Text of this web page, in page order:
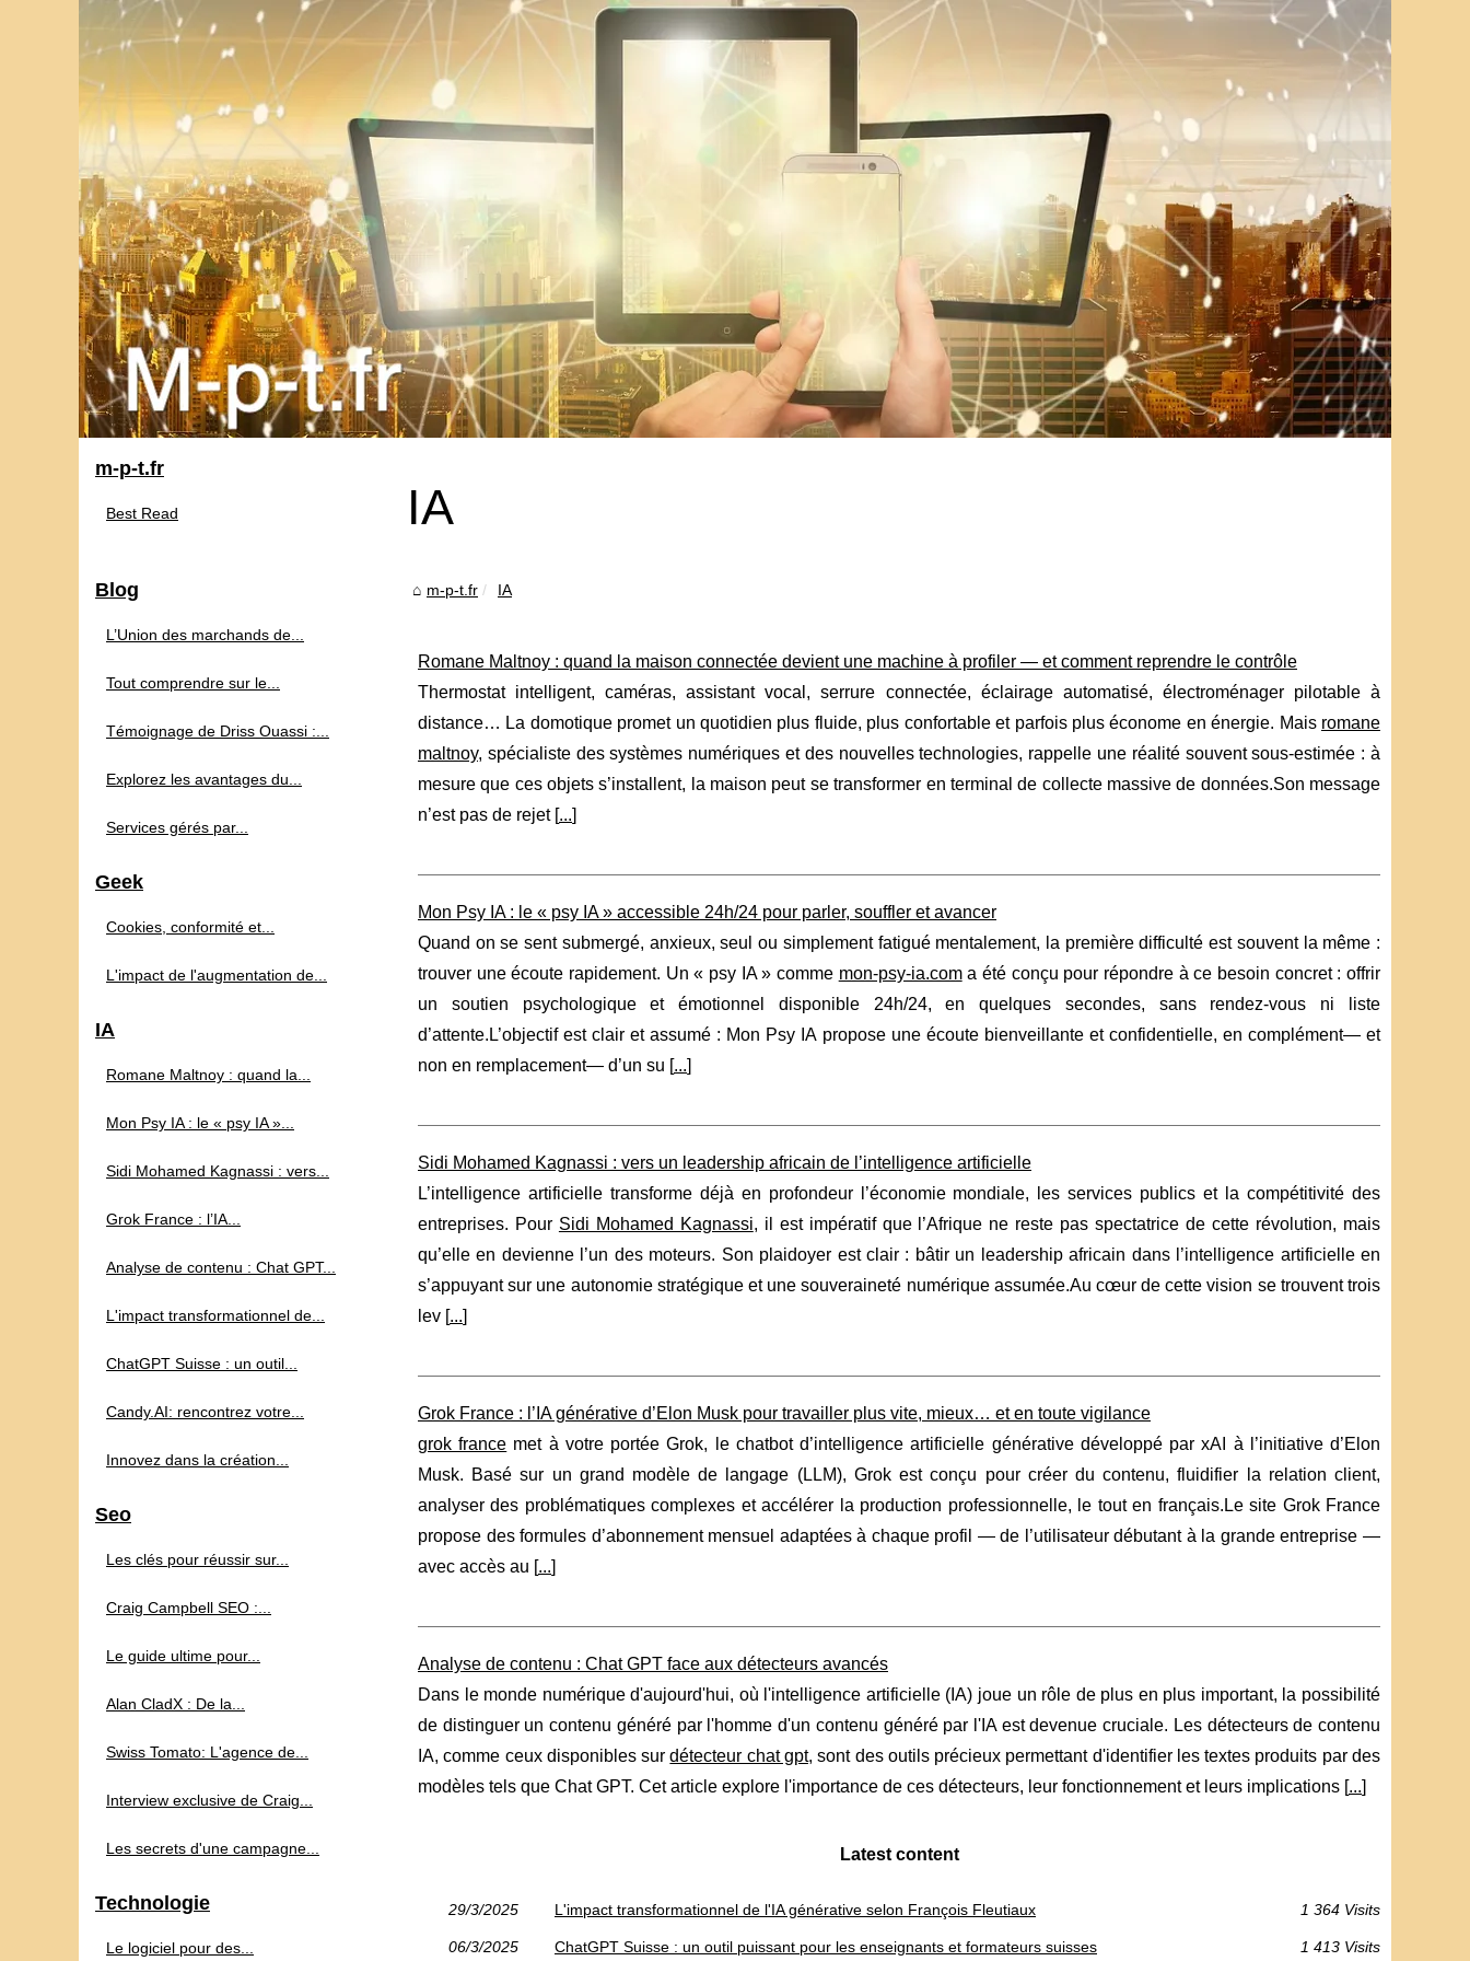
IA
m-p-t.fr IA
Romane Maltnoy : quand la maison connectée devient une machine à profiler — et comment reprendre le contrôle
Thermostat intelligent, caméras, assistant vocal, serrure connectée, éclairage automatisé, électroménager pilotable à
distance… La domotique promet un quotidien plus fluide, plus confortable et parfois plus économe en énergie. Mais romane
maltnoy, spécialiste des systèmes numériques et des nouvelles technologies, rappelle une réalité souvent sous-estimée : à
mesure que ces objets s’installent, la maison peut se transformer en terminal de collecte massive de données.Son message
n’est pas de rejet [...]
Mon Psy IA : le « psy IA » accessible 24h/24 pour parler, souffler et avancer
Quand on se sent submergé, anxieux, seul ou simplement fatigué mentalement, la première difficulté est souvent la même :
trouver une écoute rapidement. Un « psy IA » comme mon-psy-ia.coma été conçu pour répondre à ce besoin concret : offrir
un soutien psychologique et émotionnel disponible 24h/24, en quelques secondes, sans rendez-vous ni liste
d’attente.L’objectif est clair et assumé : Mon Psy IA propose une écoute bienveillante et confidentielle, en complément— et
non en remplacement— d’un su [...]
Sidi Mohamed Kagnassi : vers un leadership africain de l’intelligence artificielle
L’intelligence artificielle transforme déjà en profondeur l’économie mondiale, les services publics et la compétitivité des
entreprises. Pour Sidi Mohamed Kagnassi, il est impératif que l’Afrique ne reste pas spectatrice de cette révolution, mais
qu’elle en devienne l’un des moteurs. Son plaidoyer est clair : bâtir un leadership africain dans l’intelligence artificielle en
s’appuyant sur une autonomie stratégique et une souveraineté numérique assumée.Au cœur de cette vision se trouvent trois
lev [...]
Grok France : l’IA générative d’Elon Musk pour travailler plus vite, mieux… et en toute vigilance
grok france met à votre portée Grok, le chatbot d’intelligence artificielle générative développé par xAI à l’initiative d’Elon
Musk. Basé sur un grand modèle de langage (LLM), Grok est conçu pour créer du contenu, fluidifier la relation client,
analyser des problématiques complexes et accélérer la production professionnelle, le tout en français.Le site Grok France
propose des formules d’abonnement mensuel adaptées à chaque profil — de l’utilisateur débutant à la grande entreprise —
avec accès au [...]
Analyse de contenu : Chat GPT face aux détecteurs avancés
Dans le monde numérique d'aujourd'hui, où l'intelligence artificielle (IA) joue un rôle de plus en plus important, la possibilité
de distinguer un contenu généré par l'homme d'un contenu généré par l'IA est devenue cruciale. Les détecteurs de contenu
IA, comme ceux disponibles surdétecteur chat gpt, sont des outils précieux permettant d'identifier les textes produits par des
modèles tels que Chat GPT. Cet article explore l'importance de ces détecteurs, leur fonctionnement et leurs implications [...]
Latest content
29/3/2025 L'impact transformationnel de l'IA générative selon François Fleutiaux 1 364 Visits
06/3/2025 ChatGPT Suisse : un outil puissant pour les enseignants et formateurs suisses 1 413 Visits
m-p-t.fr
Best Read
Blog
L’Union des marchands de...
Tout comprendre sur le...
Témoignage de Driss Ouassi :...
Explorez les avantages du...
Services gérés par...
Geek
Cookies, conformité et...
L'impact de l'augmentation de...
IA
Romane Maltnoy : quand la...
Mon Psy IA : le « psy IA »...
Sidi Mohamed Kagnassi : vers...
Grok France : l’IA...
Analyse de contenu : Chat GPT...
L'impact transformationnel de...
ChatGPT Suisse : un outil...
Candy.AI: rencontrez votre...
Innovez dans la création...
Seo
Les clés pour réussir sur...
Craig Campbell SEO :...
Le guide ultime pour...
Alan CladX : De la...
Swiss Tomato: L'agence de...
Interview exclusive de Craig...
Les secrets d'une campagne...
Technologie
Le logiciel pour des...